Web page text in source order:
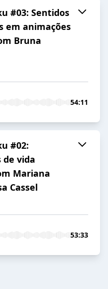
#03: Sentidos
em animações
Bruna
54:11
#02:
de vida
Mariana
Cassel
53:33